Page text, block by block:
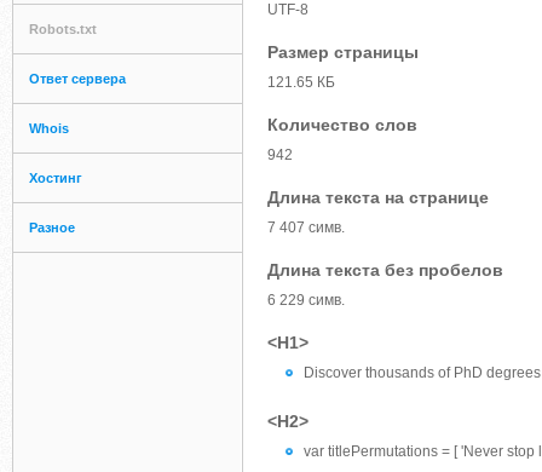
Robots.txt
Ответ сервера
Whois
Хостинг
Разное
UTF-8
Размер страницы
121.65 КБ
Количество слов
942
Длина текста на странице
7 407 симв.
Длина текста без пробелов
6 229 симв.
<H1>
Discover thousands of PhD
<H2>
var titlePermutations = [ 'Never